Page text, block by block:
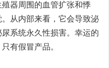
器周围的血管扩张和悸
从内部来看，它会导致泌
系统永久性损害。幸运的
有假冒产品。